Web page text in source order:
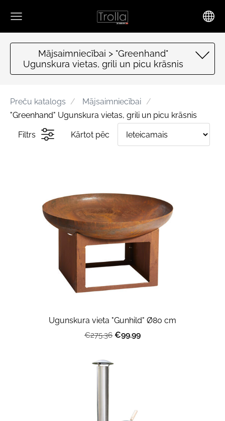
Mājsaimniecībai > "Greenhand"
Ugunskura vietas, grili un picu krāsnis
Preču katalogs
Mājsaimniecībai
"Greenhand" Ugunskura vietas, grili un picu krāsnis
Filtrs Kārtot pēc
Ugunskura vieta "Gunhild" Ø80 cm
€275.36 €99.99